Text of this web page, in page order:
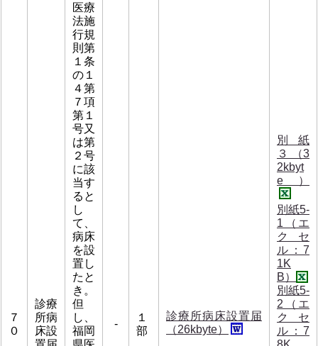
７
０
診療
所病
床設
医療
法施
行規
則第
１条
の１
４第
７項
第１
号又
は第
２号
に該
当す
ると
し
て、
病床
を設
置し
たと
き。
但
し、
福岡
-
１
部
診療所病床設置届
（26kbyte）
別紙
３ （3
2kbyt
e）
別紙5-
1（エ
クセ
ル：7
1K
B）
別紙5-
2（エ
クセ
ル：7